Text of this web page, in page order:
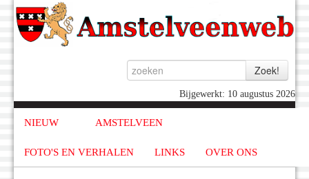
Bijgewerkt: 10 augustus 2026
NIEUW AMSTELVEEN
FOTO'S EN VERHALEN LINKS OVER ONS